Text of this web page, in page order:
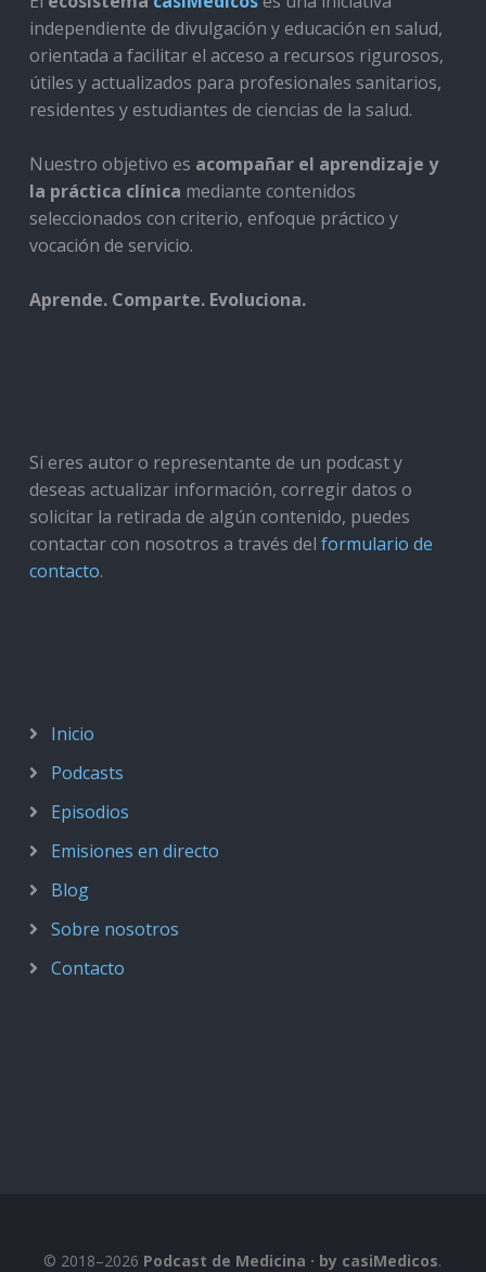
independiente de divulgación y educación en salud,
orientada a facilitar el acceso a recursos rigurosos,
útiles y actualizados para profesionales sanitarios,
residentes y estudiantes de ciencias de la salud.
Nuestro objetivo es acompañar el aprendizaje y
la práctica clínica mediante contenidos
seleccionados con criterio, enfoque práctico y
vocación de servicio.
Aprende. Comparte. Evoluciona.
Si eres autor o representante de un podcast y
deseas actualizar información, corregir datos o
solicitar la retirada de algún contenido, puedes
contactar con nosotros a través del formulario de
contacto.
Inicio
Podcasts
Episodios
Emisiones en directo
Blog
Sobre nosotros
Contacto
© 2018–2026 Podcast de Medicina · by casiMedicos.